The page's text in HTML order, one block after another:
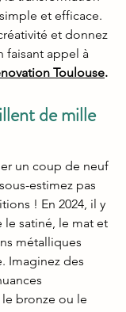
et efficace.
et donnez
faisant appel à
Toulouse.
de mille
un coup de neuf
estimez pas
! En 2024, il y
satiné, le mat et
métalliques
Imaginez des
bronze ou le